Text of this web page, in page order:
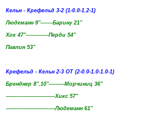
Кельн - Крефельд 3-2 (1-0.0-1.2-1)
Людеманн 9"-------Барину 21"
Хок 47"-------------Перди 54"
Павлин 53"
Крефельд - Кельн 2-3 ОТ (2-0.0-1.0-1.0-1)
Бренднер 8",10"---------Морчиниц 36"
----------------------------Хикс 57"
----------------------------Людеманн 61"